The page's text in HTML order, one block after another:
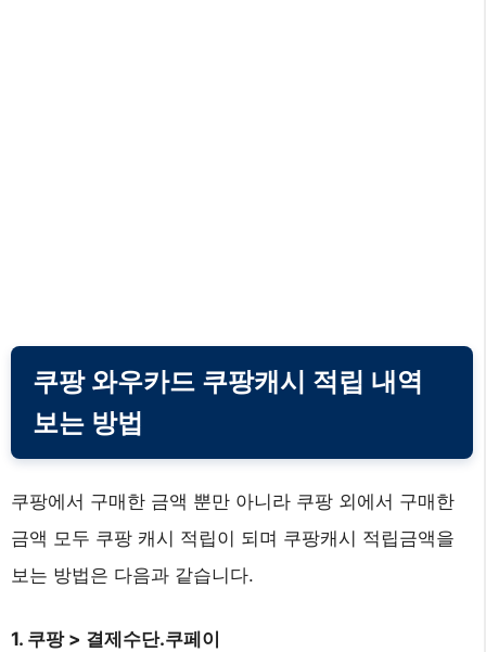
쿠팡 와우카드 쿠팡캐시 적립 내역
보는 방법
쿠팡에서 구매한 금액 뿐만 아니라 쿠팡 외에서 구매한
금액 모두 쿠팡 캐시 적립이 되며 쿠팡캐시 적립금액을
보는 방법은 다음과 같습니다.
1. 쿠팡 > 결제수단.쿠페이